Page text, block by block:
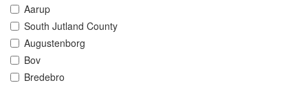
Aarup
South Jutland County
Augustenborg
Bov
Bredebro